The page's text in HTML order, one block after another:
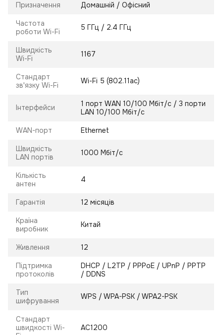
Призначення Домашній / Офісний
Частота
роботи Wi-Fi
5 ГГц / 2.4 ГГц
Швидкість
Wi-Fi
1167
Стандарт
зв'язку Wi-Fi
Wi-Fi 5 (802.11ac)
Інтерфейси
1 порт WAN 10/100 Мбіт/с / 3 порти
LAN 10/100 Мбіт/с
WAN-порт Ethernet
Швидкість
LAN портів
1000 Мбіт/с
Кількість
антен
4
Гарантія 12 місяців
Країна
виробник
Китай
Живлення 12
Підтримка
протоколів
DHCP / L2TP / PPPoE / UPnP / PPTP
/ DDNS
Тип
шифрування
WPS / WPA-PSK / WPA2-PSK
Стандарт
швидкості Wi-
AC1200